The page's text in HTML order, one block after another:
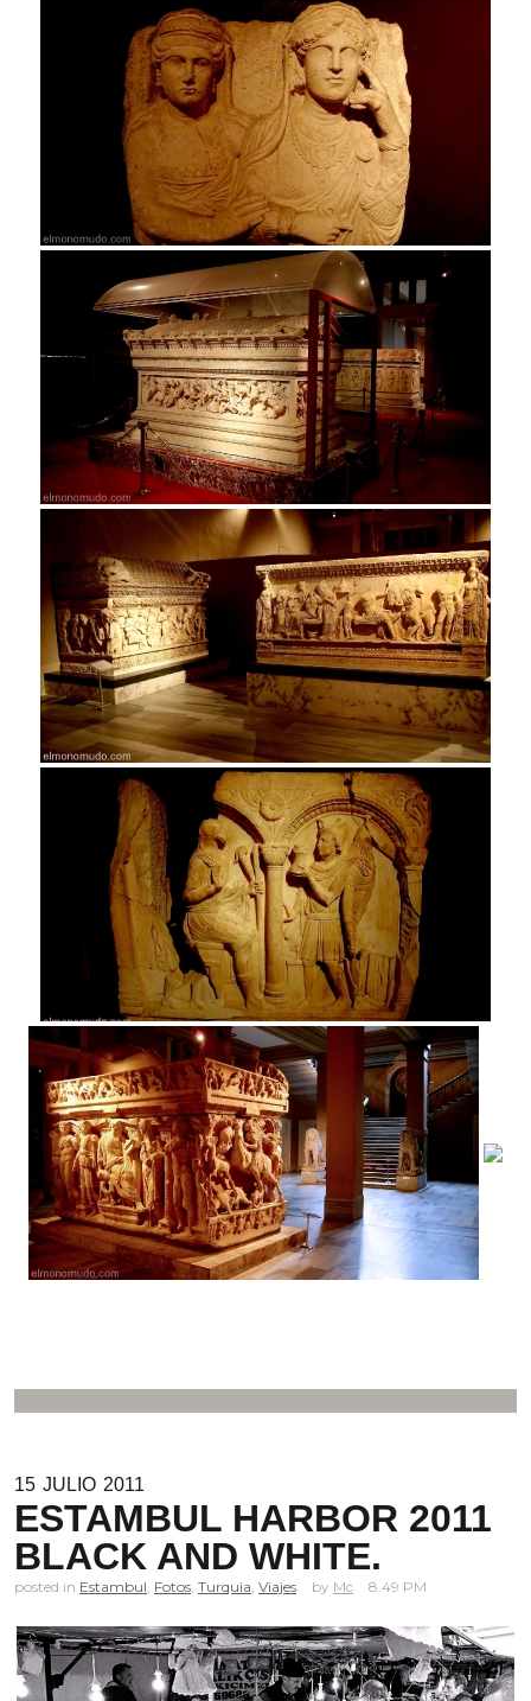
15 JULIO 2011
ESTAMBUL HARBOR 2011
BLACK AND WHITE.
posted in Estambul Fotos Turquia Viajes Mc 8.49 PM